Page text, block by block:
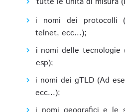
i nomi dei protocolli
telnet, ecc...);
i nomi delle tecnologie
esp);
i nomi dei gTLD (Ad
ecc...);